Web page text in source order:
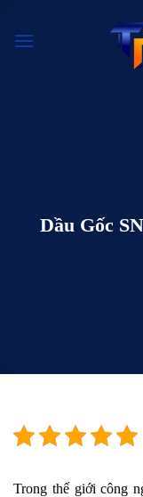
đến
Dầu Gốc
Trong thế giới công